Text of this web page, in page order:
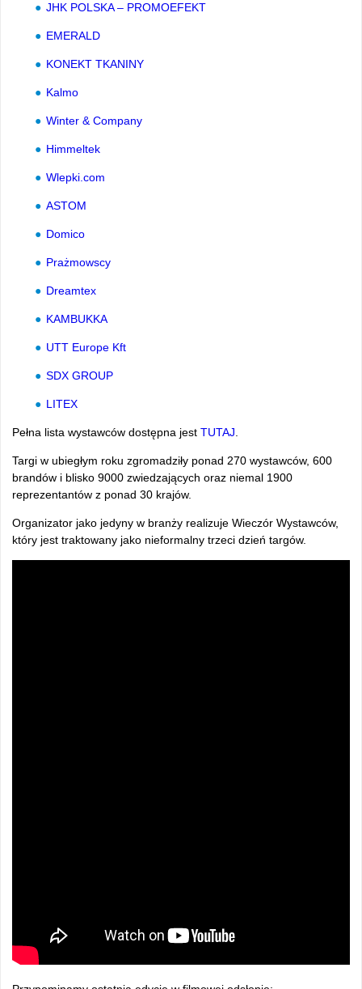
JHK POLSKA – PROMOEFEKT
EMERALD
KONEKT TKANINY
Kalmo
Winter & Company
Himmeltek
Wlepki.com
ASTOM
Domico
Prażmowscy
Dreamtex
KAMBUKKA
UTT Europe Kft
SDX GROUP
LITEX
Pełna lista wystawców dostępna jest TUTAJ
Targi w ubiegłym roku zgromadziły ponad 270 wystawców, 600
brandów i blisko 9000 zwiedzających oraz niemal 1900
reprezentantów z ponad 30 krajów.
Organizator jako jedyny w branży realizuje Wieczór Wystawców,
który jest traktowany jako nieformalny trzeci dzień targów.